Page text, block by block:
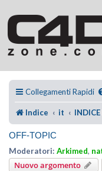
Collegamenti Rapidi
Indice it
OFF-TOPIC
Moderatori: Arkimed,
Nuovo argomento